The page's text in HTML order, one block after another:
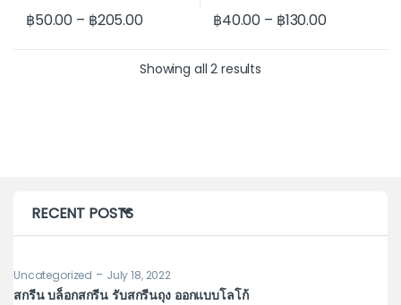
฿50.00 – ฿205.00
This product has multiple variants. The options may be
฿40.00 – ฿130.00
This product has multiple
Showing all 2 results
RECENT POSTS
Uncategorized - July 18, 2022
สกรีน บล็อกสกรีน รับสกรีนถุง ออกแบบโลโก้